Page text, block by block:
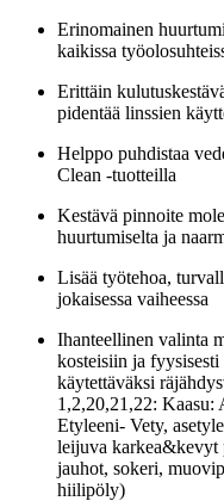
Erinomainen
kaikissa
Erittäin
pidentää linssien
Helppo puhdistaa
Clean -tuotteilla
Kestävä pinnoite
huurtumiselta ja
Lisää työtehoa,
jokaisessa vaiheessa
Ihanteellinen valinta
kosteisiin ja
käytettäväksi
1,2,20,21,22:
Etyleeni- Vety,
leijuva karkea&kevyt
jauhot, sokeri,
hiilipöly)